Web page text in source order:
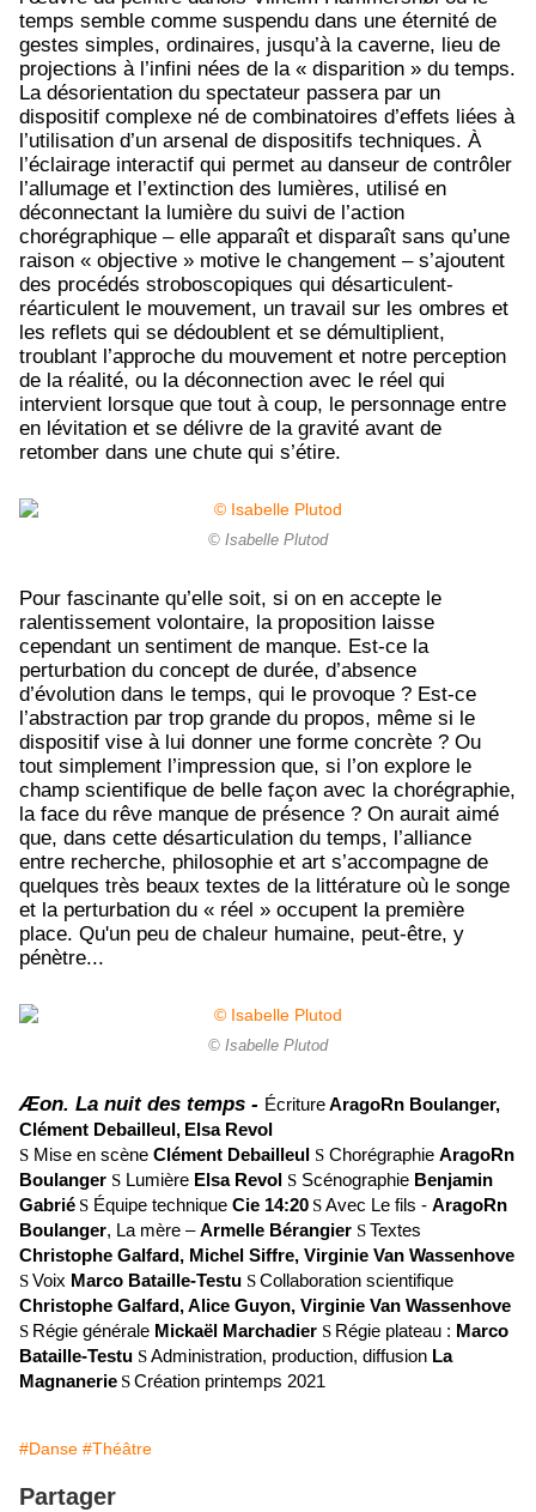
temps semble comme suspendu dans une éternité de
gestes simples, ordinaires, jusqu’à la caverne, lieu de
projections à l’infini nées de la « disparition » du temps.
La désorientation du spectateur passera par un
dispositif complexe né de combinatoires d’effets liées à
l’utilisation d’un arsenal de dispositifs techniques. À
l’éclairage interactif qui permet au danseur de contrôler
l’allumage et l’extinction des lumières, utilisé en
déconnectant la lumière du suivi de l’action
chorégraphique – elle apparaît et disparaît sans qu’une
raison « objective » motive le changement – s’ajoutent
des procédés stroboscopiques qui désarticulent-
réarticulent le mouvement, un travail sur les ombres et
les reflets qui se dédoublent et se démultiplient,
troublant l’approche du mouvement et notre perception
de la réalité, ou la déconnection avec le réel qui
intervient lorsque que tout à coup, le personnage entre
en lévitation et se délivre de la gravité avant de
retomber dans une chute qui s’étire.
© Isabelle Plutod
Pour fascinante qu’elle soit, si on en accepte le
ralentissement volontaire, la proposition laisse
cependant un sentiment de manque. Est-ce la
perturbation du concept de durée, d’absence
d’évolution dans le temps, qui le provoque ? Est-ce
l’abstraction par trop grande du propos, même si le
dispositif vise à lui donner une forme concrète ? Ou
tout simplement l’impression que, si l’on explore le
champ scientifique de belle façon avec la chorégraphie,
la face du rêve manque de présence ? On aurait aimé
que, dans cette désarticulation du temps, l’alliance
entre recherche, philosophie et art s’accompagne de
quelques très beaux textes de la littérature où le songe
et la perturbation du « réel » occupent la première
place. Qu'un peu de chaleur humaine, peut-être, y
pénètre...
© Isabelle Plutod
Æon. La nuit des temps - ÉcritureAragoRn Boulanger,
Clément Debailleul, Elsa Revol
S Mise en scène Clément Debailleul S Chorégraphie AragoRn
Boulanger S Lumière Elsa Revol S Scénographie Benjamin
Gabrié S Équipe technique Cie 14:20 SAvec Le fils - AragoRn
Boulanger, La mère –Armelle Bérangier STextes
Christophe Galfard, Michel Siffre, Virginie Van Wassenhove
SVoix Marco Bataille-Testu SCollaboration scientifique
Christophe Galfard, Alice Guyon, Virginie Van Wassenhove
S Régie générale Mickaël Marchadier S Régie plateau : Marco
Bataille-Testu SAdministration, production, diffusion La
Magnanerie SCréation printemps 2021
#Danse #Théâtre
Partager